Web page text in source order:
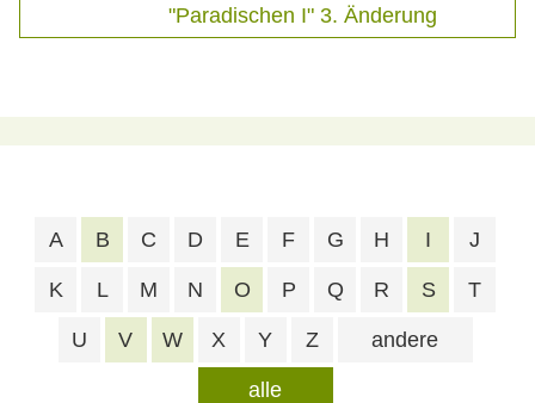
"Paradischen I" 3. Änderung
alle
A B C D E F G H I J
K L M N O P Q R S T
U V W X Y Z andere